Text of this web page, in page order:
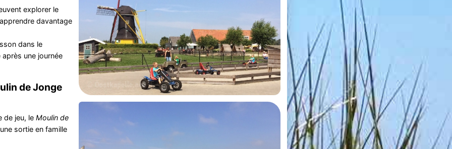
explorer le
davantage
dans le
une journée
de Jonge
de jeu, le Moulin de
sortie en famille